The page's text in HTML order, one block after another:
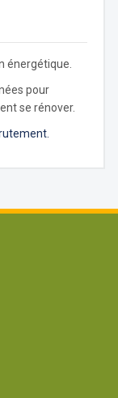
énergétique.
pour
se rénover.